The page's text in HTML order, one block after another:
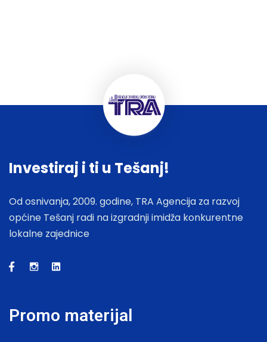
Investiraj i ti u Tešanj!
Od osnivanja, 2009. godine, TRA Agencija za razvoj
općine Tešanj radi na izgradnji imidža konkurentne
lokalne zajednice
Promo materijal